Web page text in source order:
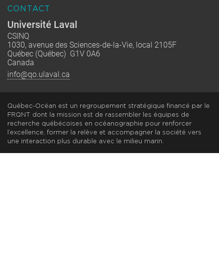
CONTACT
Université Laval
CSINQ
1030, avenue des Sciences-de-la-Vie, local 2105F
Québec (Québec) G1V 0A6
Canada
info@qo.ulaval.ca
Québec-Océan est un regroupement stratégique financé par le
FRQNT dont la mission est de rassembler les équipes de
recherche québécoises en océanographie pour renforcer
l’excellence, former la relève et accompagner la société vers
une interaction plus durable avec le milieu marin.